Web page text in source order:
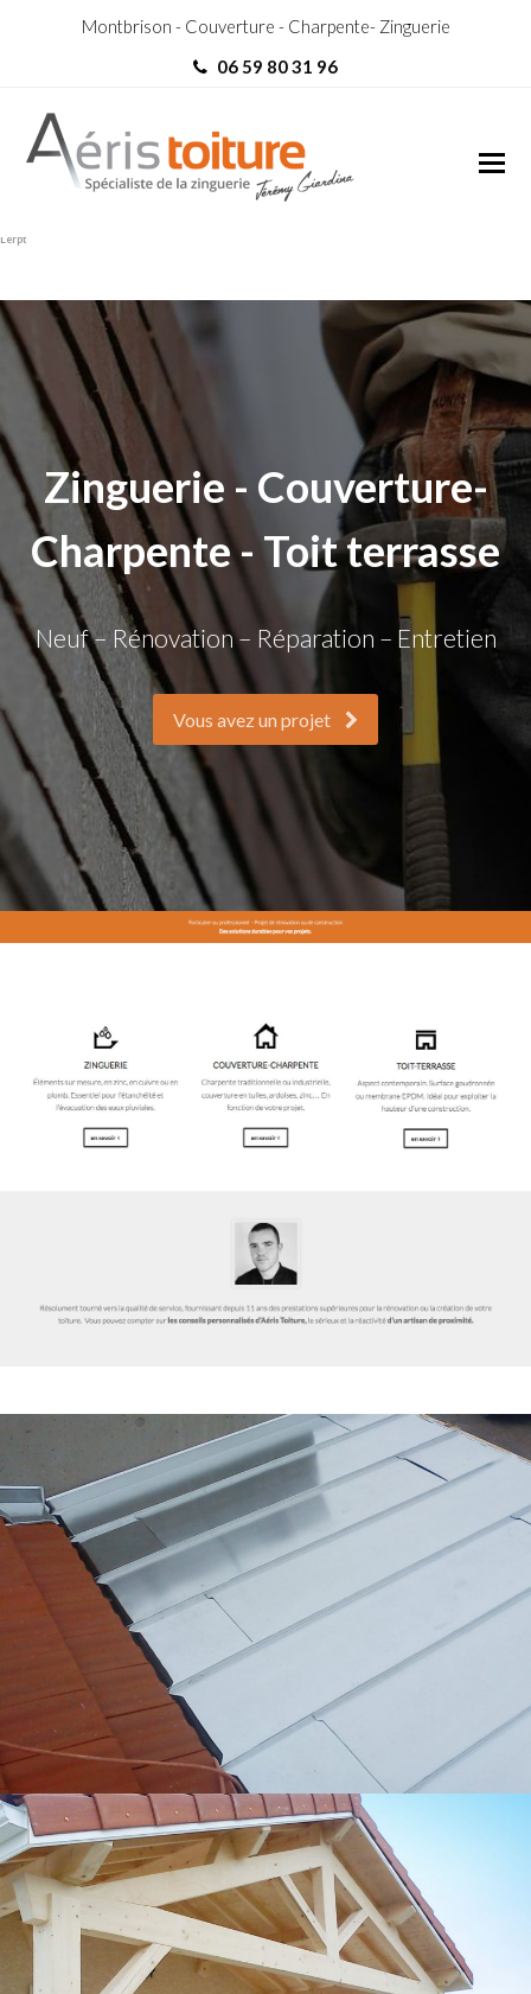
Montbrison - Couverture - Charpente- Zinguerie
06 59 80 31 96
Lerpt
Zinguerie - Couverture-
Charpente - Toit terrasse
Neuf – Rénovation – Réparation – Entretien
Vous avez un projet